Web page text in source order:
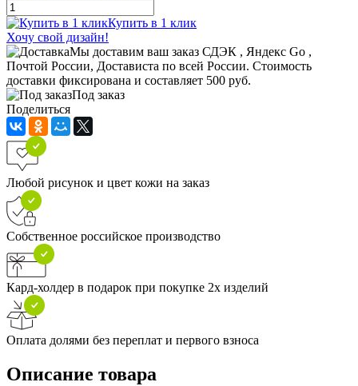
Купить в 1 клик
Хочу свой дизайн!
Мы доставим ваш заказ СДЭК , Яндекс Go ,
Почтой России, Достависта по всей России. Стоимость
доставки фиксирована и составляет 500 руб.
Под заказ
Поделиться
Любой рисунок и цвет кожи на заказ
Собственное российское производство
Кард-холдер в подарок при покупке 2х изделий
Оплата долями без переплат и первого взноса
Описание товара